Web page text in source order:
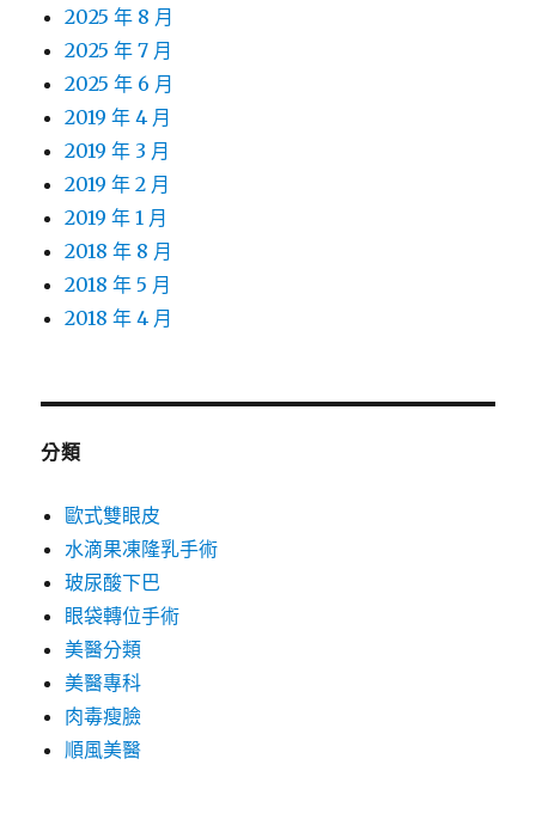
2025 年 8 月
2025 年 7 月
2025 年 6 月
2019 年 4 月
2019 年 3 月
2019 年 2 月
2019 年 1 月
2018 年 8 月
2018 年 5 月
2018 年 4 月
分類
歐式雙眼皮
水滴果凍隆乳手術
玻尿酸下巴
眼袋轉位手術
美醫分類
美醫專科
肉毒瘦臉
順風美醫